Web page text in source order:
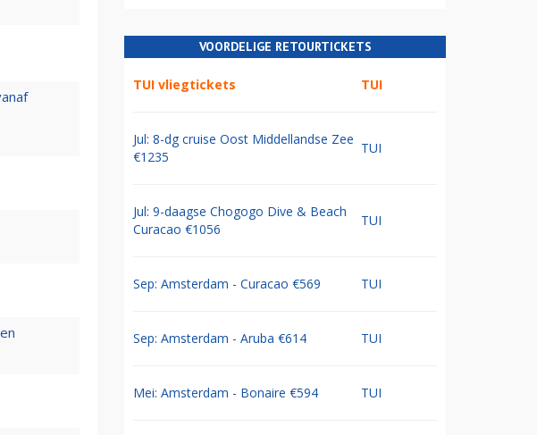
VOORDELIGE RETOURTICKETS
TUI vliegtickets TUI
Jul: 8-dg cruise Oost Middellandse Zee
€1235
TUI
Jul: 9-daagse Chogogo Dive & Beach
Curacao €1056
TUI
Sep: Amsterdam - Curacao €569 TUI
Sep: Amsterdam - Aruba €614 TUI
Mei: Amsterdam - Bonaire €594 TUI